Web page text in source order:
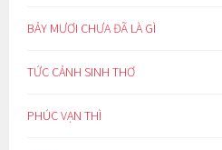
BẢY MƯƠI CHƯA ĐÃ LÀ GÌ
TỨC CẢNH SINH THƠ
PHÚC VẠN THÌ